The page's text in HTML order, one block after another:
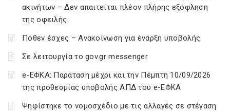
ακινήτων – Δεν απαιτείται πλέον πλήρης εξόφληση
της οφειλής
Πόθεν έσχες – Ανακοίνωση για έναρξη υποβολής
Σε λειτουργία το gov.gr messenger
e-ΕΦΚΑ: Παράταση μέχρι και την Πέμπτη 10/09/2026
της προθεσμίας υποβολής ΑΠΔ του e-ΕΦΚΑ
Ψηφίστηκε το νομοσχέδιο με τις αλλαγές σε στέγαση